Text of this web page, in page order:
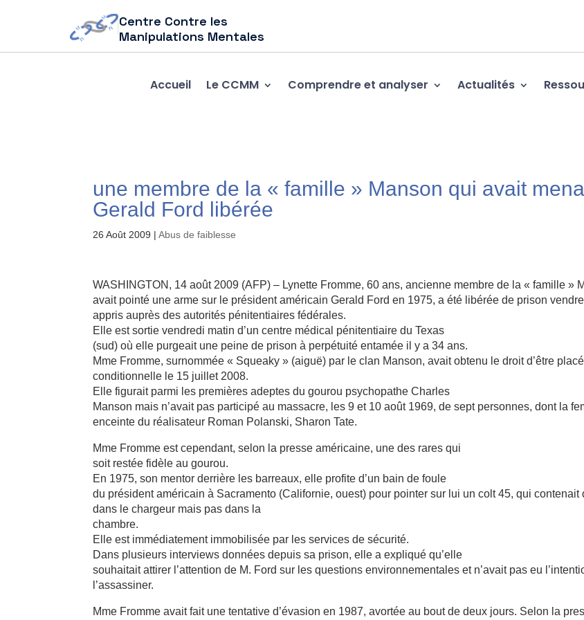
Centre Contre les
Manipulations Mentales
Accueil Le CCMM Comprendre et analyser Actualités
une membre de la « famille » Manson qui avait
Gerald Ford libérée
26 Août 2009 |Abus de faiblesse
WASHINGTON, 14 août 2009 (AFP) – Lynette Fromme, 60 ans, ancienne membre de la « famille »
avait pointé une arme sur le président américain Gerald Ford en 1975, a été libérée de prison
appris auprès des autorités pénitentiaires fédérales.
Elle est sortie vendredi matin d’un centre médical pénitentiaire du Texas
(sud) où elle purgeait une peine de prison à perpétuité entamée il y a 34 ans.
Mme Fromme, surnommée « Squeaky » (aiguë) par le clan Manson, avait obtenu le droit d’être
conditionnelle le 15 juillet 2008.
Elle figurait parmi les premières adeptes du gourou psychopathe Charles
Manson mais n’avait pas participé au massacre, les 9 et 10 août 1969, de sept personnes, dont la
enceinte du réalisateur Roman Polanski, Sharon Tate.
Mme Fromme est cependant, selon la presse américaine, une des rares qui
soit restée fidèle au gourou.
En 1975, son mentor derrière les barreaux, elle profite d’un bain de foule
du président américain à Sacramento (Californie, ouest) pour pointer sur lui un colt 45, qui contenait
dans le chargeur mais pas dans la
chambre.
Elle est immédiatement immobilisée par les services de sécurité.
Dans plusieurs interviews données depuis sa prison, elle a expliqué qu’elle
souhaitait attirer l’attention de M. Ford sur les questions environnementales et n’avait pas eu
l’assassiner.
Mme Fromme avait fait une tentative d’évasion en 1987, avortée au bout de deux jours. Selon la